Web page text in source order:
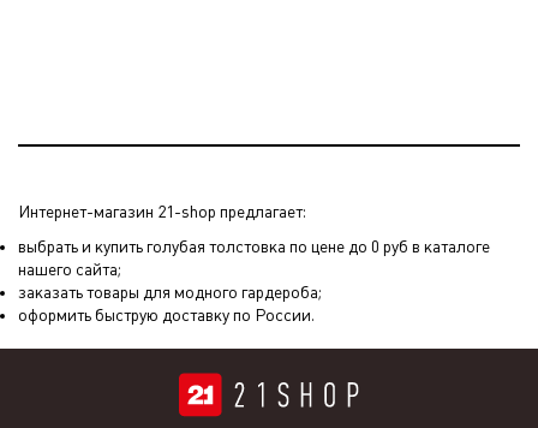
Интернет-магазин 21-shop предлагает:
выбрать и купить голубая толстовка по цене до 0 руб в каталоге
нашего сайта;
заказать товары для модного гардероба;
оформить быструю доставку по России.